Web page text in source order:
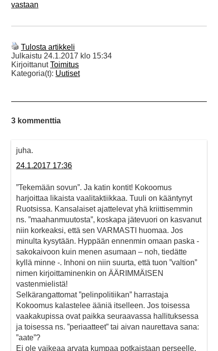
vastaan
Tulosta artikkeli
Julkaistu 24.1.2017 klo 15:34
KirjoittanutToimitus
Kategoria(t): Uutiset
3 kommenttia
juha.
24.1.2017 17:36
”Tekemään sovun”. Ja katin kontit! Kokoomus
harjoittaa likaista vaalitaktiikkaa. Tuuli on kääntynyt
Ruotsissa. Kansalaiset ajattelevat yhä kriittisemmin
ns. ”maahanmuutosta”, koskapa jätevuori on kasvanut
niin korkeaksi, että sen VARMASTI huomaa. Jos
minulta kysytään. Hyppään ennenmin omaan paska -
sakokaivoon kuin menen asumaan – noh, tiedätte
kyllä minne -. Inhoni on niin suurta, että tuon ”valtion”
nimen kirjoittaminenkin on ÄÄRIMMÄISEN
vastenmielistä!
Selkärangattomat ”pelinpolitiikan” harrastaja
Kokoomus kalastelee ääniä itselleen. Jos toisessa
vaakakupissa ovat paikka seuraavassa hallituksessa
ja toisessa ns. ”periaatteet” tai aivan naurettava sana:
”aate”?
Ei ole vaikeaa arvata kumpaa potkaistaan perseelle.